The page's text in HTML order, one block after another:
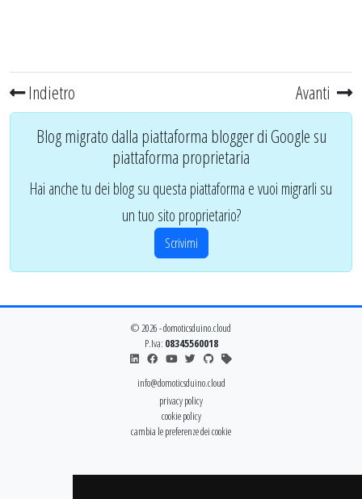
Indietro Avanti
Blog migrato dalla piattaforma blogger di Google su
piattaforma proprietaria
Hai anche tu dei blog su questa piattaforma e vuoi migrarli su
un tuo sito proprietario?
Scrivimi
© 2026 - domoticsduino.cloud
P.Iva: 08345560018
info@domoticsduino.cloud
privacy policy
cookie policy
cambia le preferenze dei cookie